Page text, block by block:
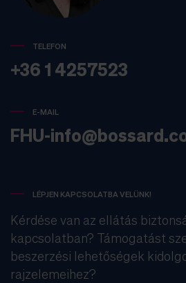
TELEFON
+36 1 4257523
E-MAIL
FHU-
LÉPJEN KAPCSOLATBA VELÜNK!
Kérdése van az ellátás
kapcsolatban? Támogatást
beszerzési lehetőségek
rajzelemeihez?